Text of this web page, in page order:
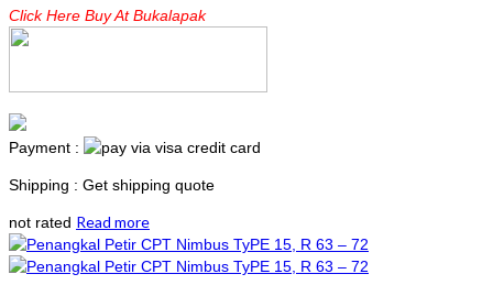
Click Here Buy At Bukalapak
Payment :
Shipping : Get shipping quote
not rated Read more